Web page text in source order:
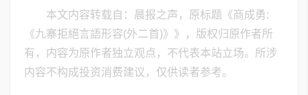
本文内容转载自：晨报之声，原标题《商成勇:
《九寨拒絕言語形容(外二首)》》，版权归原作者所
有，内容为原作者独立观点，不代表本站立场。所涉
内容不构成投资消费建议，仅供读者参考。